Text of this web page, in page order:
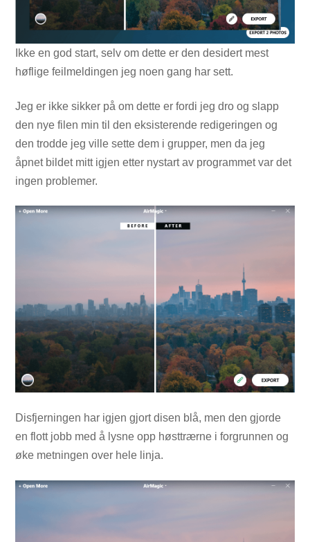
Ikke en god start, selv om dette er den desidert mest
høflige feilmeldingen jeg noen gang har sett.
Jeg er ikke sikker på om dette er fordi jeg dro og slapp
den nye filen min til den eksisterende redigeringen og
den trodde jeg ville sette dem i grupper, men da jeg
åpnet bildet mitt igjen etter nystart av programmet var det
ingen problemer.
Disfjerningen har igjen gjort disen blå, men den gjorde
en flott jobb med å lysne opp høsttrærne i forgrunnen og
øke metningen over hele linja.